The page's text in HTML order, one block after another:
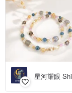
星河耀眼